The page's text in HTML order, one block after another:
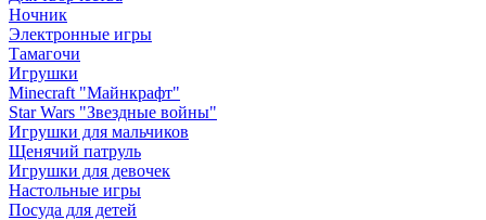
Ночник
Электронные игры
Тамагочи
Игрушки
Minecraft "Майнкрафт"
Star Wars "Звездные войны"
Игрушки для мальчиков
Щенячий патруль
Игрушки для девочек
Настольные игры
Посуда для детей